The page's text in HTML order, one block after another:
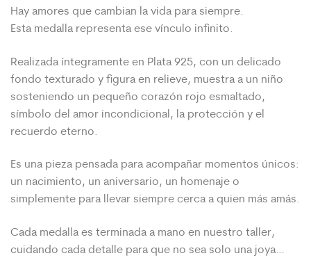
Hay amores que cambian la vida para siempre.
Esta medalla representa ese vínculo infinito.
Realizada íntegramente en Plata 925, con un delicado
fondo texturado y figura en relieve, muestra a un niño
sosteniendo un pequeño corazón rojo esmaltado,
símbolo del amor incondicional, la protección y el
recuerdo eterno.
Es una pieza pensada para acompañar momentos únicos:
un nacimiento, un aniversario, un homenaje o
simplemente para llevar siempre cerca a quien más amás.
Cada medalla es terminada a mano en nuestro taller,
cuidando cada detalle para que no sea solo una joya…